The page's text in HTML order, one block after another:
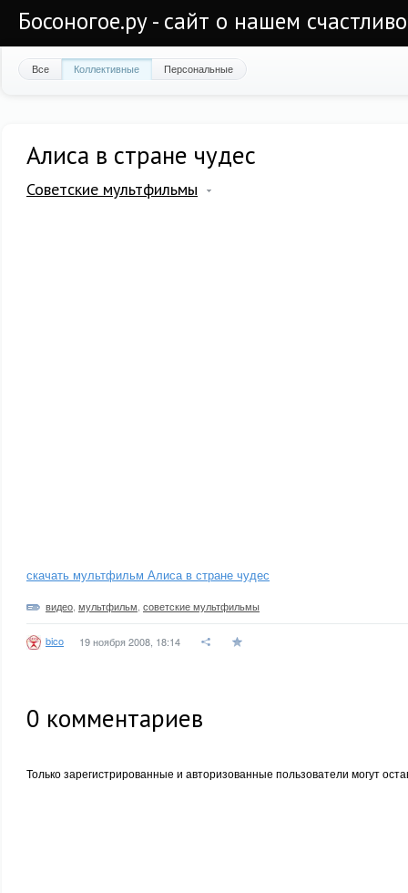
Босоногое.ру - сайт о нашем
Все Коллективные Персональные
Алиса в стране чудес
Советские мультфильмы
скачать мультфильм Алиса в стране чудес
видео мультфильм советские мультфильмы
bico 19 ноября 2008, 18:14
0 комментариев
Только зарегистрированные и авторизованные пользователи могут